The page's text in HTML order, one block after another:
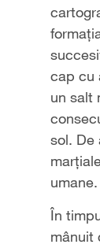
cap cu
un salt
sol. De
umane.
În
mânuit